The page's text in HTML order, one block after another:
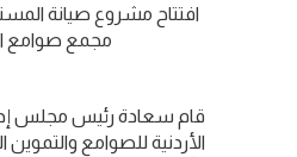
افتتاح مشروع صيانة
مجمع صوامع
قام سعادة رئيس مجلس
الأردنية للصوامع والتموين